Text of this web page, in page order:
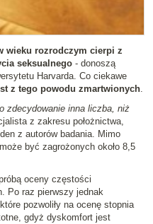
wieku rozrodczym cierpi z
seksualnego - donoszą
Harvarda. Co ciekawe
z tego powodu zmartwionych.
zdecydowanie inna liczba, niż
z zakresu położnictwa,
z autorów badania. Mimo
być zagrożonych około 8,5
oceny częstości
Po raz pierwszy jednak
pozwoliły na ocenę stopnia
gdyż dyskomfort jest